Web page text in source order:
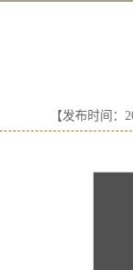
【发布时间：